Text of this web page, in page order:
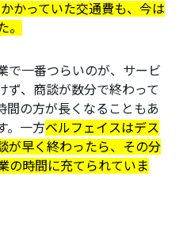
かっていた交通費も、今は
で一番つらいのが、サービ
ず、商談が数分で終わって
間の方が長くなることもあ
。一方ベルフェイスはデス
が早く終わったら、その分
の時間に充てられていま